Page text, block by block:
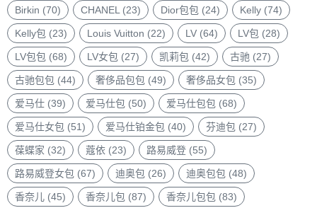
品
牌
Birkin (70) CHANEL (23) Dior包包 (24) Kelly (74)
Kelly包 (23) Louis Vuitton (22) LV (64) LV包 (28)
LV包包 (68) LV女包 (27) 凯莉包 (42) 古驰 (27)
古驰包包 (44) 奢侈品包包 (49) 奢侈品女包 (35)
爱马仕 (39) 爱马仕包 (50) 爱马仕包包 (68)
爱马仕女包 (51) 爱马仕铂金包 (40) 芬迪包 (27)
葆蝶家 (32) 蔻依 (23) 路易威登 (55)
路易威登女包 (67) 迪奥包 (26) 迪奥包包 (48)
香奈儿 (45) 香奈儿包 (87) 香奈儿包包 (83)